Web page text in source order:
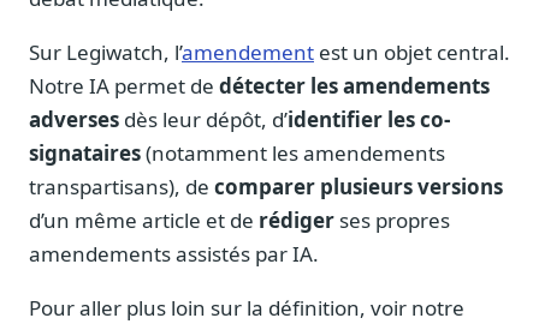
Affaires publiques
Cabinets, DRI, consultants en lobbying
Affaires réglementaires
JO, décrets, conseil des ministres, AAI
Fédérations & plaidoyer
ONG, syndicats, ordres, associations
Préparez vos interventions et amendements
Sur Legiwatch, l’amendement est un objet central.
Notre IA permet de détecter les amendements
adverses dès leur dépôt, d’identifier les co-
signataires(notamment les amendements
transpartisans), de comparer plusieurs versions
d’un même article et de rédiger ses propres
amendements assistés par IA.
Pour aller plus loin sur la définition, voir notre